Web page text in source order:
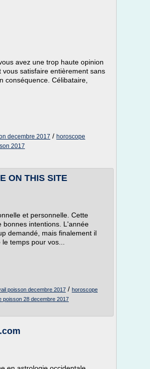
avez une trop haute opinion
satisfaire entièrement sans
conséquence. Célibataire,
decembre 2017 / horoscope
2017
ON THIS SITE
et personnelle. Cette
bonnes intentions. L'année
demandé, mais finalement il
temps pour vos...
poisson decembre 2017 / horoscope
poisson 28 decembre 2017